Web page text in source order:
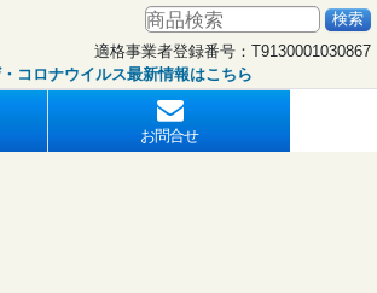
適格事業者登録番号：T9130001030867
ルス最新情報はこちら
お問合せ